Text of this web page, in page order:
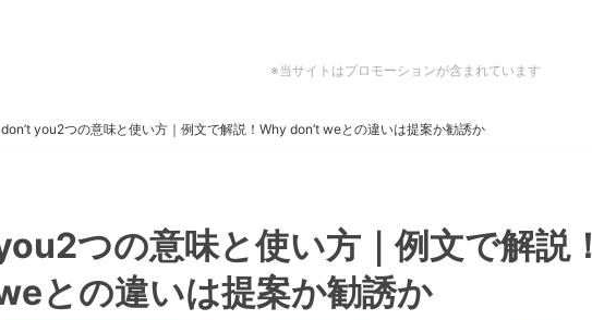
※当サイトはプロモーションが含まれています
you2つの意味と使い方｜例文で解説！Why don’t weとの違いは提案か勧誘か
つの意味と使い方｜例文で解説！
との違いは提案か勧誘か